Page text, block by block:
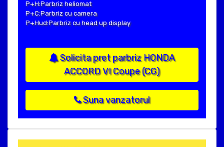
P+H:Parbriz heliomat
P+C:Parbriz cu camera
P+Hud:Parbriz cu head up display
Solicita pret parbriz HONDA
ACCORD VI Coupe (CG)
Suna vanzatorul